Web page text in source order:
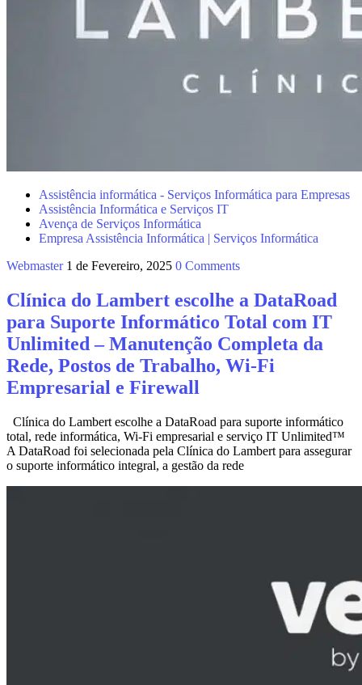
Assistência informática - Serviços Informática para Empresas
Assistência Informática e Serviços IT
Avença de Serviços Informática
Empresa Assistência Informática | Serviços Informática
Webmaster 1 de Fevereiro, 2025 0 Comments
Clínica do Lambert escolhe a DataRoad
para Suporte Informático Total com IT
Unlimited – Manutenção Completa da
Rede, Postos de Trabalho, Wi‑Fi
Empresarial e Firewall
Clínica do Lambert escolhe a DataRoad para suporte informático
total, rede informática, Wi‑Fi empresarial e serviço IT Unlimited™
A DataRoad foi selecionada pela Clínica do Lambert para assegurar
o suporte informático integral, a gestão da rede